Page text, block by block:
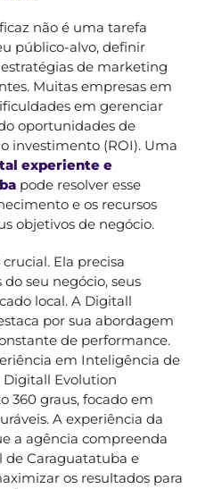
não é uma tarefa
público-alvo, definir
de marketing
Muitas empresas em
em gerenciar
oportunidades de
investimento (ROI). Uma
experiente e
pode resolver esse
e os recursos
objetivos de negócio.
Ela precisa
seu negócio, seus
local. A Digitall
por sua abordagem
de performance.
em Inteligência de
Digitall Evolution
360 graus, focado em
A experiência da
a agência compreenda
de Caraguatatuba e
os resultados para